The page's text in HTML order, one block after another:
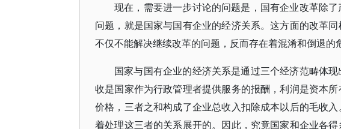
现在，需要进一步讨论的问题是，国有企业改革除
问题，就是国家与国有企业的经济关系。这方面的改革
不仅不能解决继续改革的问题，反而存在着混淆和倒退的
国家与国有企业的经济关系是通过三个经济范畴体
收是国家作为行政管理者提供服务的报酬，利润是资本
价格，三者之和构成了企业总收入扣除成本以后的毛收
着处理这三者的关系展开的。因此，究竟国家和企业各